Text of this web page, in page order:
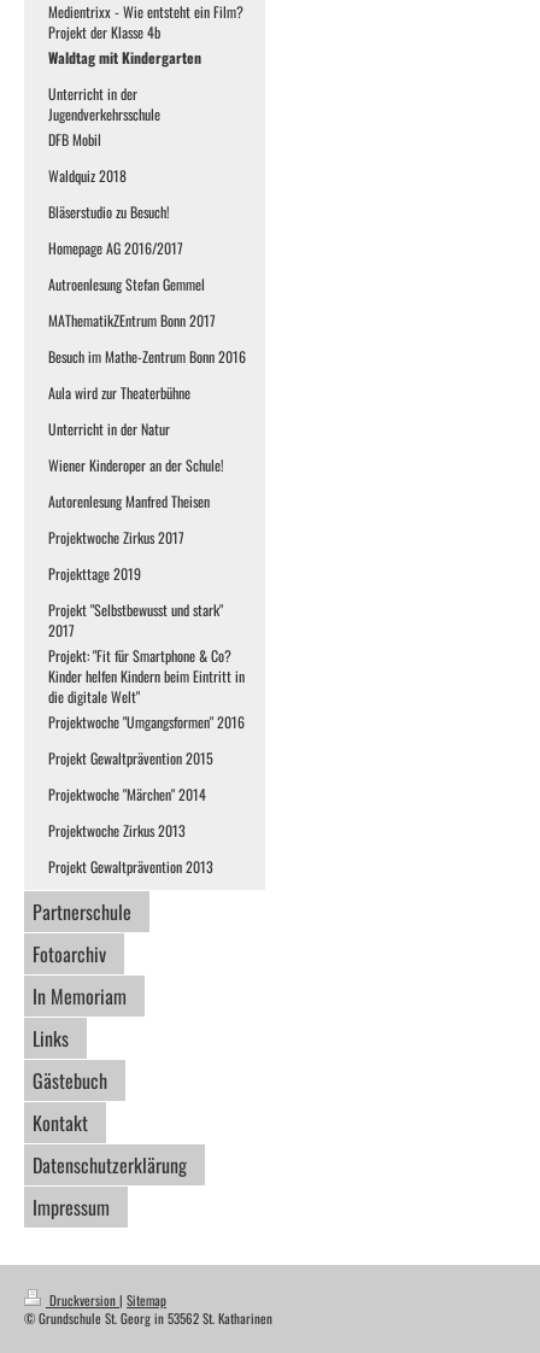
Medientrixx - Wie entsteht ein Film?
Projekt der Klasse 4b
Waldtag mit Kindergarten
Unterricht in der
Jugendverkehrsschule
DFB Mobil
Waldquiz 2018
Bläserstudio zu Besuch!
Homepage AG 2016/2017
Autroenlesung Stefan Gemmel
MAThematikZEntrum Bonn 2017
Besuch im Mathe-Zentrum Bonn 2016
Aula wird zur Theaterbühne
Unterricht in der Natur
Wiener Kinderoper an der Schule!
Autorenlesung Manfred Theisen
Projektwoche Zirkus 2017
Projekttage 2019
Projekt "Selbstbewusst und stark"
2017
Projekt: "Fit für Smartphone & Co?
Kinder helfen Kindern beim Eintritt in
die digitale Welt"
Projektwoche "Umgangsformen" 2016
Projekt Gewaltprävention 2015
Projektwoche "Märchen" 2014
Projektwoche Zirkus 2013
Projekt Gewaltprävention 2013
Partnerschule
Fotoarchiv
In Memoriam
Links
Gästebuch
Kontakt
Datenschutzerklärung
Impressum
Druckversion| Sitemap
© Grundschule St. Georg in 53562 St. Katharinen